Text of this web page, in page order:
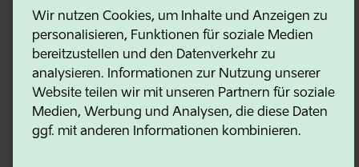
Wir nutzen Cookies, um Inhalte und Anzeigen zu
personalisieren, Funktionen für soziale Medien
bereitzustellen und den Datenverkehr zu
analysieren. Informationen zur Nutzung unserer
Website teilen wir mit unseren Partnern für soziale
Medien, Werbung und Analysen, die diese Daten
ggf. mit anderen Informationen kombinieren.